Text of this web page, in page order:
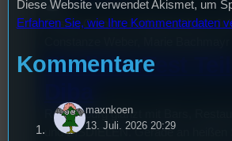
Saskia Cramm, Katharina Hock,
EisdielenTest Teil
Regensburg glänzt mit Bars,
und EISDIELEN. Gerade an heißen
Diese Website verwendet Akismet, um
Erfahren Sie, wie Ihre Kommentardaten
Kommentare
maxnkoen
13. Juli. 2026 20:29